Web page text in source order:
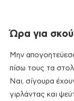
Ώρα για
Μην
πίσω τους τα
Ναι, σίγουρα
γιρλάντας και